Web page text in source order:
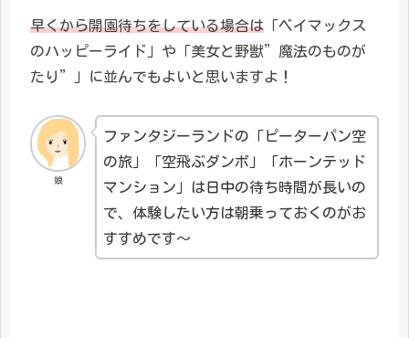
早くから開園待ちをしている場合は 「ベイマックス
のハッピーライド」や「美女と野獣”魔法のものが
たり”」に並んでもよいと思いますよ！
娘
ファンタジーランドの「ピーターパン空
の旅」「空飛ぶダンボ」「ホーンテッド
マンション」は日中の待ち時間が長いの
で、体験したい方は朝乗っておくのがお
すすめです～